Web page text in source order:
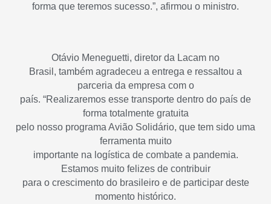
forma que teremos sucesso.”, afirmou o ministro.
Otávio Meneguetti, diretor da Lacam no
Brasil, também agradeceu a entrega e ressaltou a
parceria da empresa com o
país. “Realizaremos esse transporte dentro do país de
forma totalmente gratuita
pelo nosso programa Avião Solidário, que tem sido uma
ferramenta muito
importante na logística de combate a pandemia.
Estamos muito felizes de contribuir
para o crescimento do brasileiro e de participar deste
momento histórico.